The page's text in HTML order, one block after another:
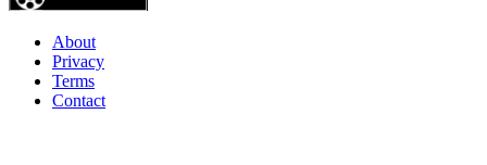
About
Privacy
Terms
Contact